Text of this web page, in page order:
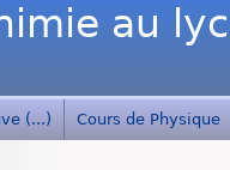
au
(...) Cours de Physique